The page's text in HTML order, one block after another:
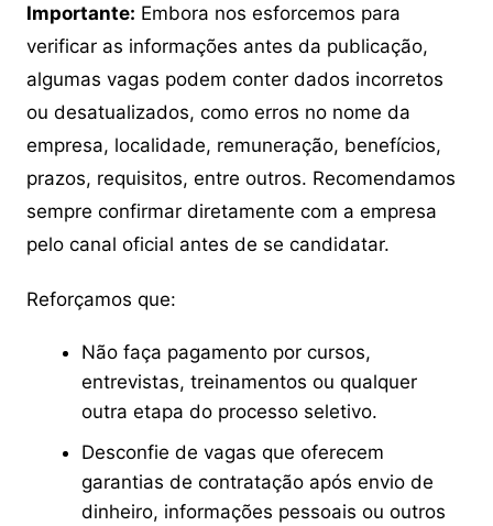
Importante: Embora nos esforcemos para
verificar as informações antes da publicação,
algumas vagas podem conter dados incorretos
ou desatualizados, como erros no nome da
empresa, localidade, remuneração, benefícios,
prazos, requisitos, entre outros. Recomendamos
sempre confirmar diretamente com a empresa
pelo canal oficial antes de se candidatar.
Reforçamos que:
Não faça pagamento por cursos,
entrevistas, treinamentos ou qualquer
outra etapa do processo seletivo.
Desconfie de vagas que oferecem
garantias de contratação após envio de
dinheiro, informações pessoais ou outros